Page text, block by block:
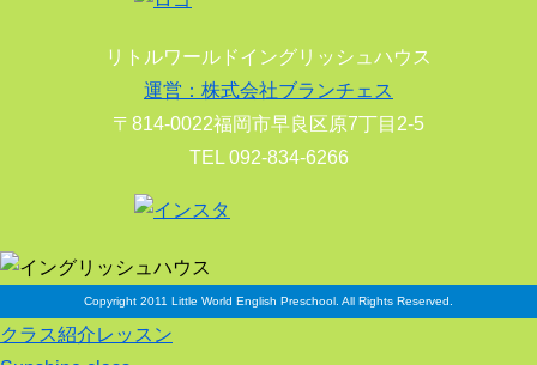
リトルワールドイングリッシュハウス
運営：株式会社ブランチェス
〒814-0022福岡市早良区原7丁目2-5
TEL 092-834-6266
Copyright 2011 Little World English Preschool. All Rights Reserved.
クラス紹介レッスン